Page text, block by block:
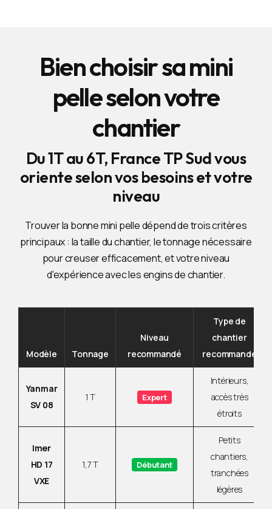
Bien choisir sa mini
pelle selon votre
chantier
Du 1T au 6T, France TP Sud vous
oriente selon vos besoins et votre
niveau
Trouver la bonne mini pelle dépend de trois critères
principaux : la taille du chantier, le tonnage nécessaire
pour creuser efficacement, et votre niveau
d'expérience avec les engins de chantier.
Modèle Tonnage
Niveau
recommandé
Type de
chantier
recommandé
Yanmar
SV 08
1 T Expert
Intérieurs,
accès très
étroits
Imer
HD 17
VXE
1,7 T Débutant
Petits
chantiers,
tranchées
légères